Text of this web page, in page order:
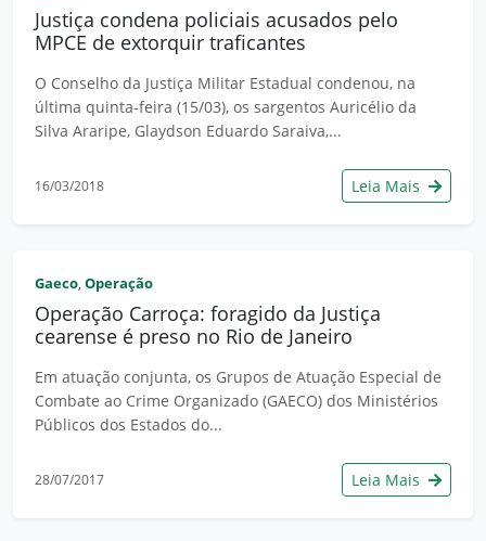
Justiça condena policiais acusados pelo
MPCE de extorquir traficantes
O Conselho da Justiça Militar Estadual condenou, na
última quinta-feira (15/03), os sargentos Auricélio da
Silva Araripe, Glaydson Eduardo Saraiva,...
16/03/2018 Leia Mais
Gaeco, Operação
Operação Carroça: foragido da Justiça
cearense é preso no Rio de Janeiro
Em atuação conjunta, os Grupos de Atuação Especial de
Combate ao Crime Organizado (GAECO) dos Ministérios
Públicos dos Estados do...
28/07/2017 Leia Mais